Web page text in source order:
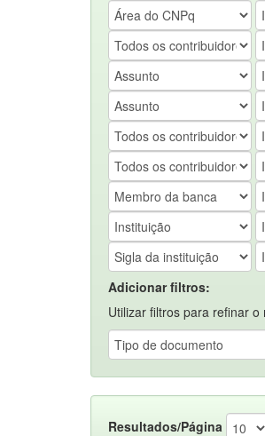
Adicionar filtros:
Utilizar filtros para refinar
Resultados/Página